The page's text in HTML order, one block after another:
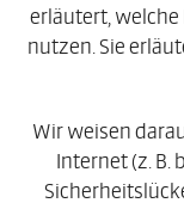
erläutert,
nutzen. Sie
Wir weisen
Internet (z. B.